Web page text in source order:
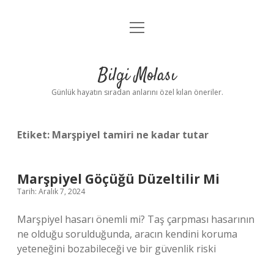
Anasayfa
Yasal Uyarı
menüyü
Bilgi Molası
Günlük hayatın sıradan anlarını özel kılan öneriler.
Etiket: Marşpiyel tamiri ne kadar tutar
Marşpiyel Göçüğü Düzeltilir Mi
Tarih: Aralık 7, 2024
Marşpiyel hasarı önemli mi? Taş çarpması hasarının
ne olduğu sorulduğunda, aracın kendini koruma
yeteneğini bozabileceği ve bir güvenlik riski